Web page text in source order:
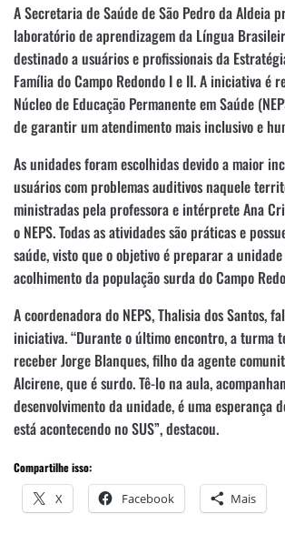
A Secretaria de Saúde de São Pedro da Aldeia
laboratório de aprendizagem da Língua
destinado a usuários e profissionais da
Família do Campo Redondo I e II. A iniciativa é
Núcleo de Educação Permanente em Saúde
de garantir um atendimento mais inclusivo e
As unidades foram escolhidas devido a maior
usuários com problemas auditivos naquele
ministradas pela professora e intérprete Ana
o NEPS. Todas as atividades são práticas e
saúde, visto que o objetivo é preparar a
acolhimento da população surda do Campo
A coordenadora do NEPS, Thalisia dos Santos,
iniciativa. “Durante o último encontro, a turma
receber Jorge Blanques, filho da agente
Alcirene, que é surdo. Tê-lo na aula,
desenvolvimento da unidade, é uma esperança
está acontecendo no SUS”, destacou.
Compartilhe isso:
X Facebook Mais